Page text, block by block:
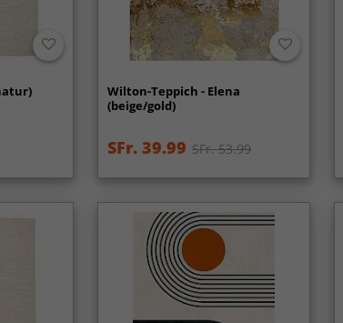
Wilton-Teppich - Elena
(beige/gold)
SFr. 39.99 SFr. 53.99